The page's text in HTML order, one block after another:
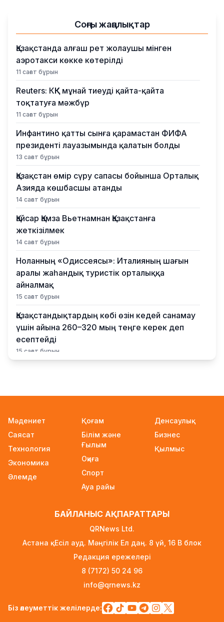
Соңғы жаңалықтар
Қазақстанда алғаш рет жолаушы мінген
аэротакси көкке көтерілді
11 сағат бұрын
Reuters: КҚК мұнай тиеуді қайта-қайта
тоқтатуға мәжбүр
11 сағат бұрын
Инфантино қатты сынға қарамастан ФИФА
президенті лауазымында қалатын болды
13 сағат бұрын
Қазақстан өмір сүру сапасы бойынша Орталық
Азияда көшбасшы атанды
14 сағат бұрын
Қайсар Қамза Вьетнамнан Қазақстанға
жеткізілмек
14 сағат бұрын
Ноланның «Одиссеясы»: Италияның шағын
аралы жаһандық туристік орталыққа
айналмақ
15 сағат бұрын
Қазақстандықтардың көбі өзін кедей санамау
үшін айына 260–320 мың теңге керек деп
есептейді
15 сағат бұрын
талаптар қатаңдатылды
Wildberries қоймаларын Қазақстанға көшіру
туралы ақпаратқа жауап берді
16 сағат бұрын
2027 жылы Астанада УЕФА президенті
сайланады
Білім гранттарының иегерлері 7 тамызда
Тоқаев «Бәйтерек» холдингінің басшысына
баспананың қолжетімділігін арттыруды
Жастардан банк карталарын сатып алып,
Мәдениет
Саясат
Технология
Экономика
Әлемде
Қоғам
Білім және
Ғылым
Оқиға
Спорт
Ауа райы
Денсаулық
Бизнес
Қылмыс
БАЙЛАНЫС АҚПАРАТТАРЫ
QRNews Ltd.
Астана қ. Есіл ауд. Мәңгілік Ел даң. 8 үй, 16 B блок
Редакция ережелері
8 (7172) 50 24 96
info@qrnews.kz
Біз әлеуметтік желілерде: